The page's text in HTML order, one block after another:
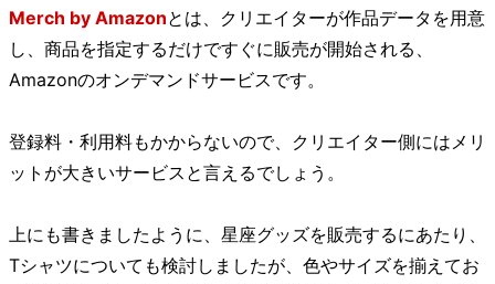
Merch by Amazonとは、クリエイターが作品データを用意
し、商品を指定するだけですぐに販売が開始される、
Amazonのオンデマンドサービスです。
登録料・利用料もかからないので、クリエイター側にはメリ
ットが大きいサービスと言えるでしょう。
上にも書きましたように、星座グッズを販売するにあたり、
Tシャツについても検討しましたが、色やサイズを揃えてお